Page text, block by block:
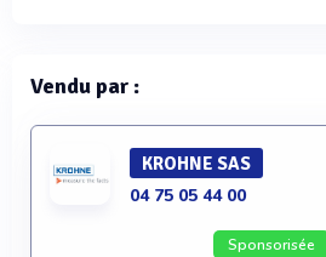
Vendu par :
KROHNE SAS
04 75 05 44 00
Sponsorisée